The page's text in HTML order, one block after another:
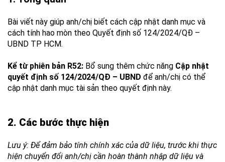
Bài viết này giúp anh/chị biết cách cập nhật danh mục và
cách tính hao mòn theo Quyết định số 124/2024/QĐ –
UBND TP HCM.
Kể từ phiên bản R52: Bổ sung thêm chức năng Cập nhật
quyết định số 124/2024/QĐ – UBND để anh/chị có thể
cập nhật danh mục tài sản theo quyết định này.
2. Các bước thực hiện
Lưu ý: Để đảm bảo tính chính xác của dữ liệu, trước khi thực
hiện chuyển đổi anh/chị cần hoàn thành nhập dữ liệu và